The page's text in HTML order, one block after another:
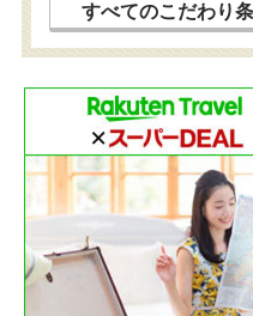
すべてのこだわり